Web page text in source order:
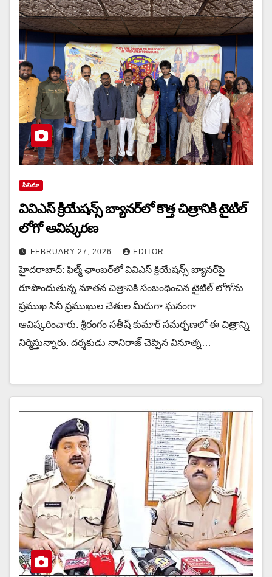
సినిమా
వివిఎస్ క్రియేషన్స్ బ్యానర్‌లో కొత్త చిత్రానికి టైటిల్
లోగో ఆవిష్కరణ
FEBRUARY 27, 2026 EDITOR
హైదరాబాద్: ఫిల్మ్ ఛాంబర్‌లో వివిఎస్ క్రియేషన్స్ బ్యానర్‌పై
రూపొందుతున్న నూతన చిత్రానికి సంబంధించిన టైటిల్ లోగోను
ప్రముఖ సినీ ప్రముఖుల చేతుల మీదుగా ఘనంగా
ఆవిష్కరించారు. శ్రీరంగం సతీష్ కుమార్ సమర్పణలో ఈ చిత్రాన్ని
నిర్మిస్తున్నారు. దర్శకుడు నానిరాజ్ చెప్పిన వినూత్న…